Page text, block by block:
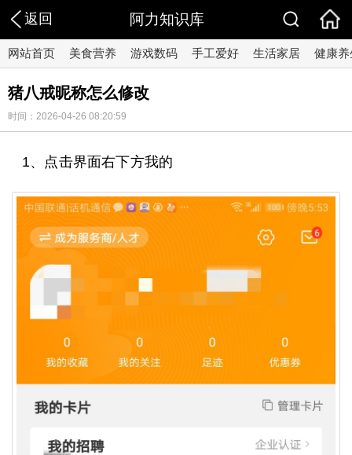
返回 阿力知识库
网站首页 美食营养 游戏数码 手工爱好 生活家居 健康养
猪八戒昵称怎么修改
时间：2026-04-26 08:20:59
1、点击界面右下方我的